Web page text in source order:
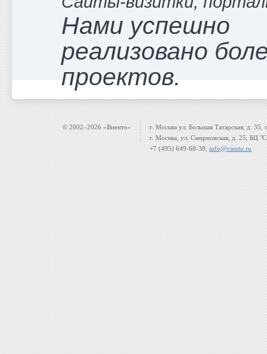
Нами успешно
реализовано
проектов.
© 2002–2026 «Виенто»
г. Москва ул. Большая Татарская, д. 35,
г. Москва, ул. Смирновская, д. 25, БЦ
+7 (495) 649-68-38, info@viento.ru